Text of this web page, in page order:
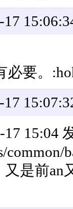
必要。
15:04
common/
又是前an